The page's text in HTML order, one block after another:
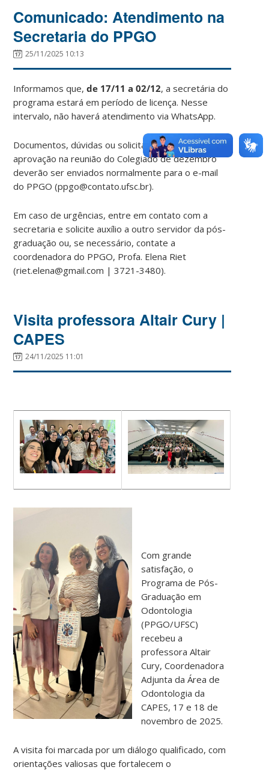
Comunicado: Atendimento na
Secretaria do PPGO
25/11/2025 10:13
Informamos que,de 17/11 a 02/12, a secretária do
programa estará em período de licença. Nesse
intervalo, não haverá atendimento via WhatsApp.
Documentos, dúvidas ou solicitações para
aprovação na reunião do Colegiado de dezembro
deverão ser enviados normalmente para o e-mail
do PPGO (ppgo@contato.ufsc.br).
Em caso de urgências, entre em contato com a
secretaria e solicite auxílio a outro servidor da pós-
graduação ou, se necessário, contate a
coordenadora do PPGO, Profa. Elena Riet
(riet.elena@gmail.com | 3721-3480).
Visita professora Altair Cury |
CAPES
24/11/2025 11:01
Com grande
satisfação, o
Programa de Pós-
Graduação em
Odontologia
(PPGO/UFSC)
recebeu a
professora Altair
Cury, Coordenadora
Adjunta da Área de
Odontologia da
CAPES, 17 e 18 de
novembro de 2025.
A visita foi marcada por um diálogo qualificado, com
orientações valiosas que fortalecem o